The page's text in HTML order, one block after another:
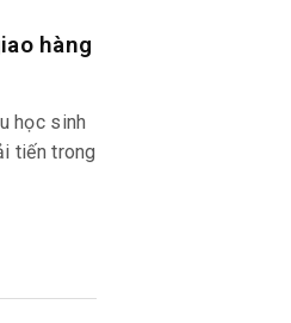
hàng
học sinh
tiến trong